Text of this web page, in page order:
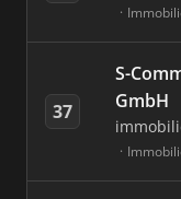
37
S-
GmbH